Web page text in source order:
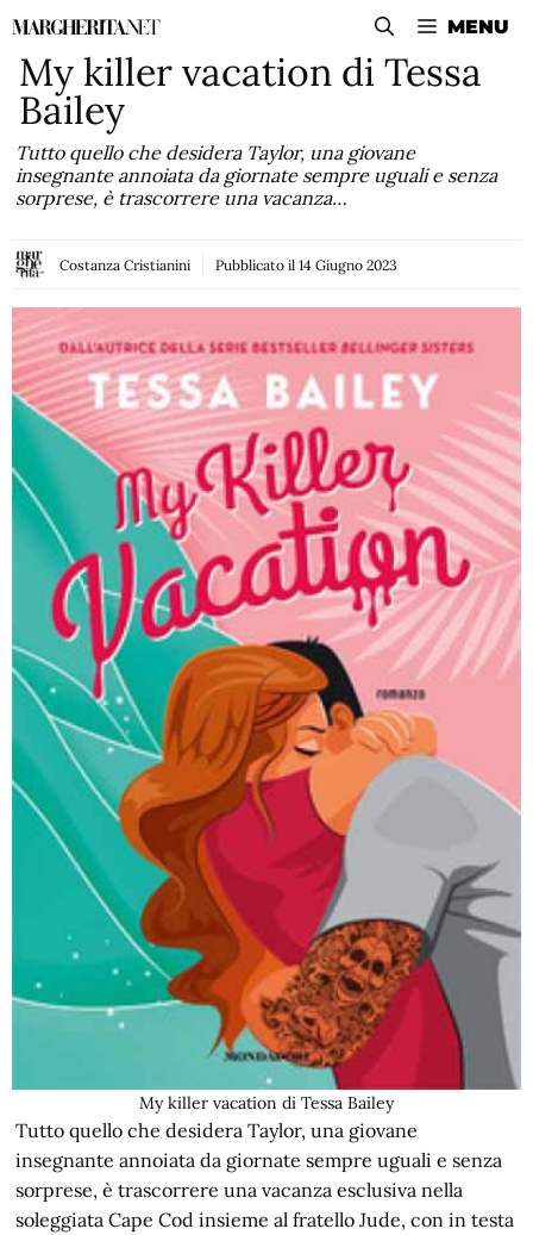
Vai
contenuto
MENU
My killer vacation di Tessa
Bailey
Tutto quello che desidera Taylor, una giovane
insegnante annoiata da giornate sempre uguali e senza
sorprese, è trascorrere una vacanza…
Costanza Cristianini Pubblicato il 14 Giugno 2023
My killer vacation di Tessa Bailey
Tutto quello che desidera Taylor, una giovane
insegnante annoiata da giornate sempre uguali e senza
sorprese, è trascorrere una vacanza esclusiva nella
soleggiata Cape Cod insieme al fratello Jude, con in testa